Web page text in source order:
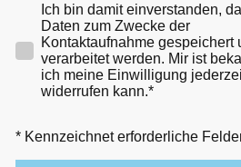
Ich bin damit einverstanden,
Daten zum Zwecke der
Kontaktaufnahme gespeichert
verarbeitet werden. Mir ist
ich meine Einwilligung
widerrufen kann.*
* Kennzeichnet erforderliche